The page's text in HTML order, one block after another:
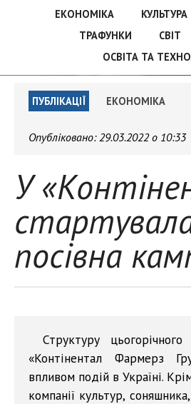
ЕКОНОМІКА
КУЛЬТУРА
ТРАФУНКИ
СВІТ
ОСВІТА ТА
ПУБЛІКАЦІЇ ЕКОНОМІКА
Опубліковано:29.03.2022 о 10:33
У
посівна
Структуру
«Контінентал Фармерз
впливом подій в Україні.
компанії культур,